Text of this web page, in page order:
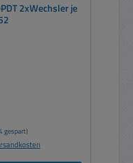
2xWechsler je
gespart)